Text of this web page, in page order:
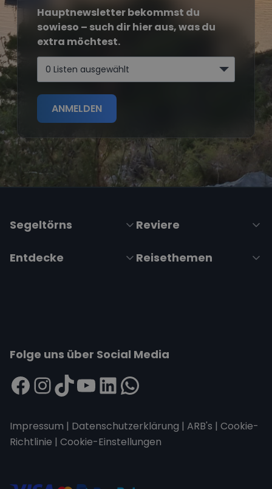
Hauptnewsletter bekommst du
sowieso – such dir hier aus, was du
extra möchtest.
0 Listen ausgewählt
ANMELDEN
Segeltörns Reviere
Entdecke Reisethemen
Folge uns über Social Media
Impressum | Datenschutzerklärung | ARB's | Cookie-
Richtlinie | Cookie-Einstellungen